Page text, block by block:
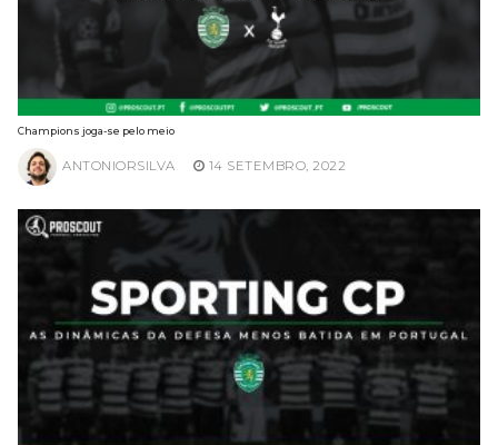
Champions joga-se pelo meio
ANTONIORSILVA 14 SETEMBRO, 2022